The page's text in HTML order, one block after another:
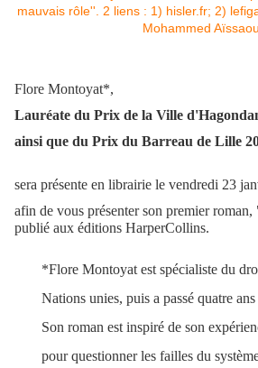
Flore Montoyat*,
Lauréate du Prix de la Ville
ainsi que du Prix du Barreau de Lille
sera présente en librairie le vendredi 23
afin de vous présenter son premier roman,
publié aux éditions HarperCollins.
*Flore Montoyat est spécialiste du
Nations unies, puis a passé quatre
Son roman est inspiré de son
pour questionner les failles du